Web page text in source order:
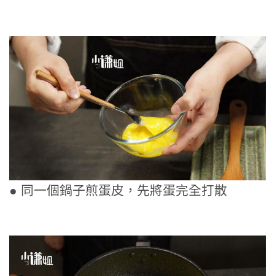
● 同一個鍋子煎蛋皮，先將蛋完全打散